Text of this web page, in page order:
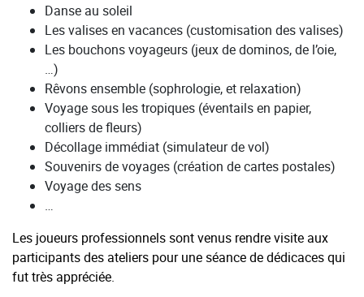
Danse au soleil
Les valises en vacances (customisation des valises)
Les bouchons voyageurs (jeux de dominos, de l’oie,
…)
Rêvons ensemble (sophrologie, et relaxation)
Voyage sous les tropiques (éventails en papier,
colliers de fleurs)
Décollage immédiat (simulateur de vol)
Souvenirs de voyages (création de cartes postales)
Voyage des sens
…
Les joueurs professionnels sont venus rendre visite aux
participants des ateliers pour une séance de dédicaces qui
fut très appréciée.